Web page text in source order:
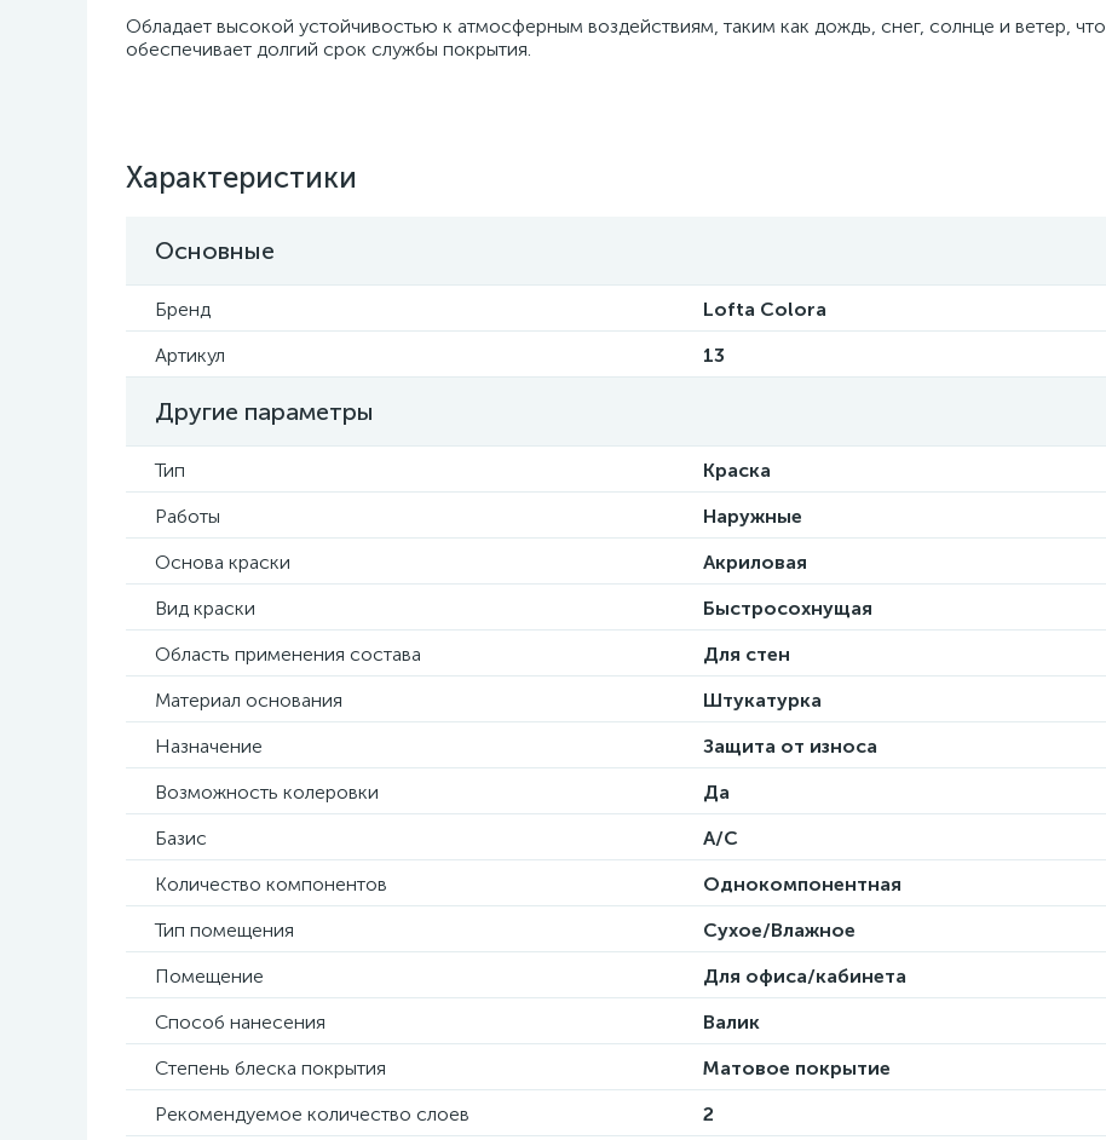
Обладает высокой устойчивостью к атмосферным воздействиям, таким как дождь, снег, солнце и ветер, что
обеспечивает долгий срок службы покрытия.
Характеристики
Основные
Бренд
Lofta Colora
Артикул
13
Другие параметры
Тип
Краска
Работы
Наружные
Основа краски
Акриловая
Вид краски
Быстросохнущая
Область применения состава
Для стен
Материал основания
Штукатурка
Назначение
Защита от износа
Возможность колеровки
Да
Базис
A/С
Количество компонентов
Однокомпонентная
Тип помещения
Сухое/Влажное
Помещение
Для офиса/кабинета
Способ нанесения
Валик
Степень блеска покрытия
Матовое покрытие
Рекомендуемое количество слоев
2